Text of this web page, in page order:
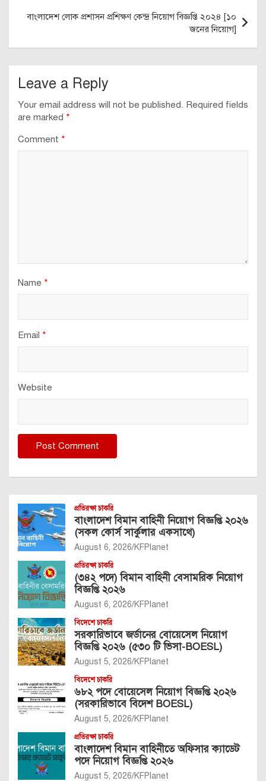
বাংলাদেশ লোক প্রশাসন প্রশিক্ষণ কেন্দ্র নিয়োগ বিজ্ঞপ্তি ২০২৪ [১০
জনের নিয়োগ]
Leave a Reply
Your email address will not be published. Required fields
are marked *
Comment *
Name *
Email *
Website
প্রতিরক্ষা চাকরি
বাংলাদেশ বিমান বাহিনী নিয়োগ বিজ্ঞপ্তি ২০২৬
(সকল কোর্স সার্কুলার একসাথে)
August 6, 2026 KFPlanet
প্রতিরক্ষা চাকরি
(৩৪২ পদে) বিমান বাহিনী বেসামরিক নিয়োগ
বিজ্ঞপ্তি ২০২৬
August 6, 2026 KFPlanet
বিদেশে চাকরি
সরকারিভাবে জর্ডানের বোয়েসেল নিয়োগ
বিজ্ঞপ্তি ২০২৬ (৫৩০ টি ভিসা-BOESL)
August 5, 2026 KFPlanet
বিদেশে চাকরি
৬৮২ পদে বোয়েসেল নিয়োগ বিজ্ঞপ্তি ২০২৬
(সরকারিভাবে বিদেশ BOESL)
August 5, 2026 KFPlanet
প্রতিরক্ষা চাকরি
বাংলাদেশ বিমান বাহিনীতে অফিসার ক্যাডেট
পদে নিয়োগ বিজ্ঞপ্তি ২০২৬
August 5, 2026 KFPlanet